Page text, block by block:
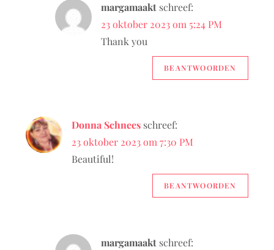
e
margamaakt schreef:
23 oktober 2023 om 5:24 PM
Thank you
BEANTWOORDEN
Donna Schnees schreef:
23 oktober 2023 om 7:30 PM
Beautiful!
BEANTWOORDEN
margamaakt schreef: